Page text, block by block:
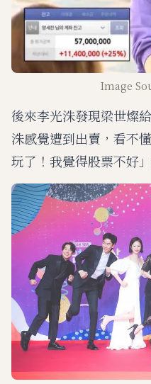
Image
後來李光洙發現梁世燦
洙感覺遭到出賣，看不
玩了！我覺得股票不好